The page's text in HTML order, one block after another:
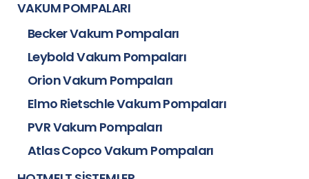
VAKUM POMPALARI
Becker Vakum Pompaları
Leybold Vakum Pompaları
Orion Vakum Pompaları
Elmo Rietschle Vakum Pompaları
PVR Vakum Pompaları
Atlas Copco Vakum Pompaları